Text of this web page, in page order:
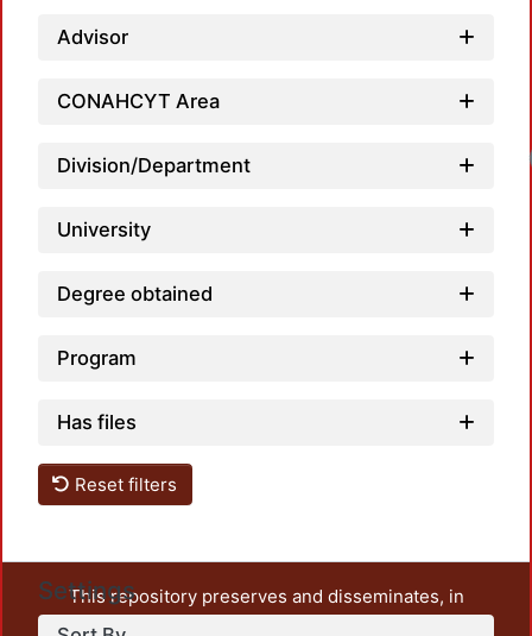
Advisor
CONAHCYT Area
Division/Department
University
Degree obtained
Program
Has files
Reset filters
Settings
This repository preserves and disseminates, in
unrestricted open access, the teaching and research